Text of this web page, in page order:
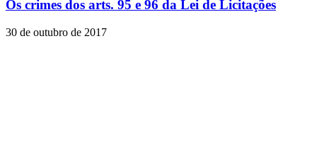
Os crimes dos arts. 95 e 96 da Lei de Licitações
30 de outubro de 2017